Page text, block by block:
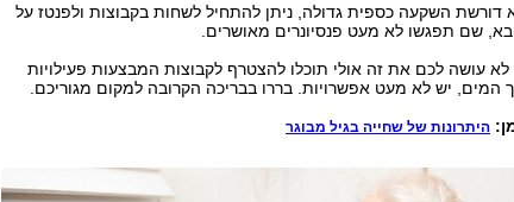
דורשת השקעה כספית גדולה, ניתן להתחיל לשחות בקבוצות ולפנטז על
שם תפגשו לא מעט פנסיונרים מאושרים.
עושה לכם את זה אולי תוכלו להצטרף לקבוצות המבצעות פעילויות
המים, יש לא מעט אפשרויות. בררו בבריכה הקרובה למקום מגוריכם.
היתרונות של שחייה בגיל מבוגר